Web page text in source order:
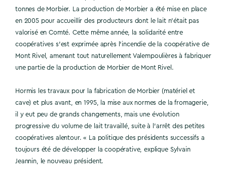
tonnes de Morbier. La production de Morbier a été mise en place
en 2005 pour accueillir des producteurs dont le lait n’était pas
valorisé en Comté. Cette même année, la solidarité entre
coopératives s’est exprimée après l’incendie de la coopérative de
Mont Rivel, amenant tout naturellement Valempoulières à fabriquer
une partie de la production de Morbier de Mont Rivel.
Hormis les travaux pour la fabrication de Morbier (matériel et
cave) et plus avant, en 1995, la mise aux normes de la fromagerie,
il y eut peu de grands changements, mais une évolution
progressive du volume de lait travaillé, suite à l’arrêt des petites
coopératives alentour. « La politique des présidents successifs a
toujours été de développer la coopérative, explique Sylvain
Jeannin, le nouveau président.